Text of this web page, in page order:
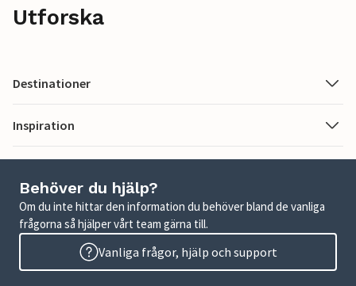
Utforska
Destinationer
Inspiration
Behöver du hjälp?
Om du inte hittar den information du behöver bland de vanliga
frågorna så hjälper vårt team gärna till.
Vanliga frågor, hjälp och support